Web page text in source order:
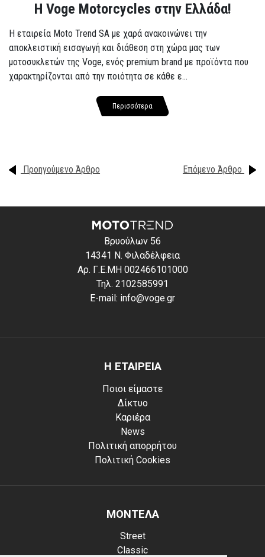
H Voge Motorcycles στην Ελλάδα!
Η εταιρεία Moto Trend SA με χαρά ανακοινώνει την
αποκλειστική εισαγωγή και διάθεση στη χώρα μας των
μοτοσυκλετών της Voge, ενός premium brand με προϊόντα που
χαρακτηρίζονται από την ποιότητα σε κάθε ε...
Περισσότερα
Προηγούμενο Άρθρο Επόμενο Άρθρο
Βρυούλων 56
14341 Ν. Φιλαδέλφεια
Αρ. Γ.Ε.ΜΗ 002466101000
Τηλ. 2102585991
E-mail: info@voge.gr
Η ΕΤΑΙΡΕΙΑ
Ποιοι είμαστε
Δίκτυο
Καριέρα
News
Πολιτική απορρήτου
Πολιτική Cookies
ΜΟΝΤΕΛΑ
Street
Classic